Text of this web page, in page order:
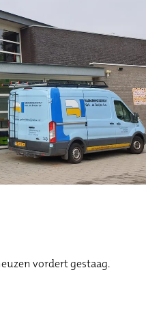
vordert gestaag.